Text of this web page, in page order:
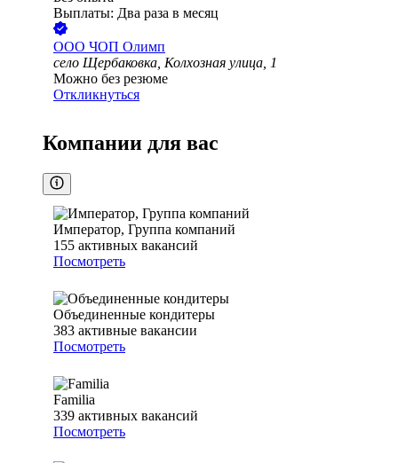
Выплаты: Два раза в месяц
ООО ЧОП Олимп
село Щербаковка, Колхозная улица, 1
Можно без резюме
Откликнуться
Компании для вас
Император, Группа компаний
155 активных вакансий
Посмотреть
Объединенные кондитеры
383 активные вакансии
Посмотреть
Familia
339 активных вакансий
Посмотреть